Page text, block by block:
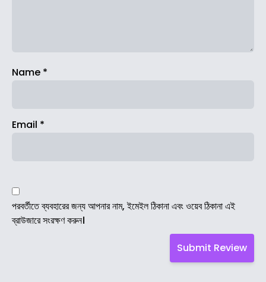
Name *
Email *
পরবর্তীতে ব্যবহারের জন্য আপনার নাম, ইমেইল ঠিকানা এবং ওয়েব ঠিকানা এই
ব্রাউজারে সংরক্ষণ করুন।